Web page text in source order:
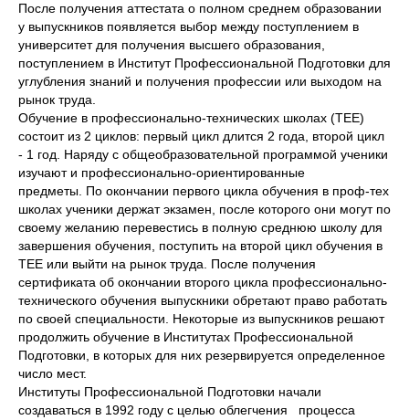
После получения аттестата о полном среднем образовании
у выпускников появляется выбор между поступлением в
университет для получения высшего образования,
поступлением в Институт Профессиональной Подготовки для
углубления знаний и получения профессии или выходом на
рынок труда.
Обучение в профессионально-технических школах (TEE)
состоит из 2 циклов: первый цикл длится 2 года, второй цикл
- 1 год. Наряду с общеобразовательной программой ученики
изучают и профессионально-ориентированные
предметы. По окончании первого цикла обучения в проф-тех
школах ученики держат экзамен, после которого они могут по
своему желанию перевестись в полную среднюю школу для
завершения обучения, поступить на второй цикл обучения в
TEE или выйти на рынок труда. После получения
сертификата об окончании второго цикла профессионально-
технического обучения выпускники обретают право работать
по своей специальности. Некоторые из выпускников решают
продолжить обучение в Институтах Профессиональной
Подготовки, в которых для них резервируется определенное
число мест.
Институты Профессиональной Подготовки начали
создаваться в 1992 году с целью облегчения процесса